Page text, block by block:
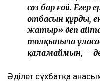
«Жедел жәрдем мен
Астана тұрғындары
Астанада жолаушы
рет сынақтан өтті
"Шал, кет!" ұранының